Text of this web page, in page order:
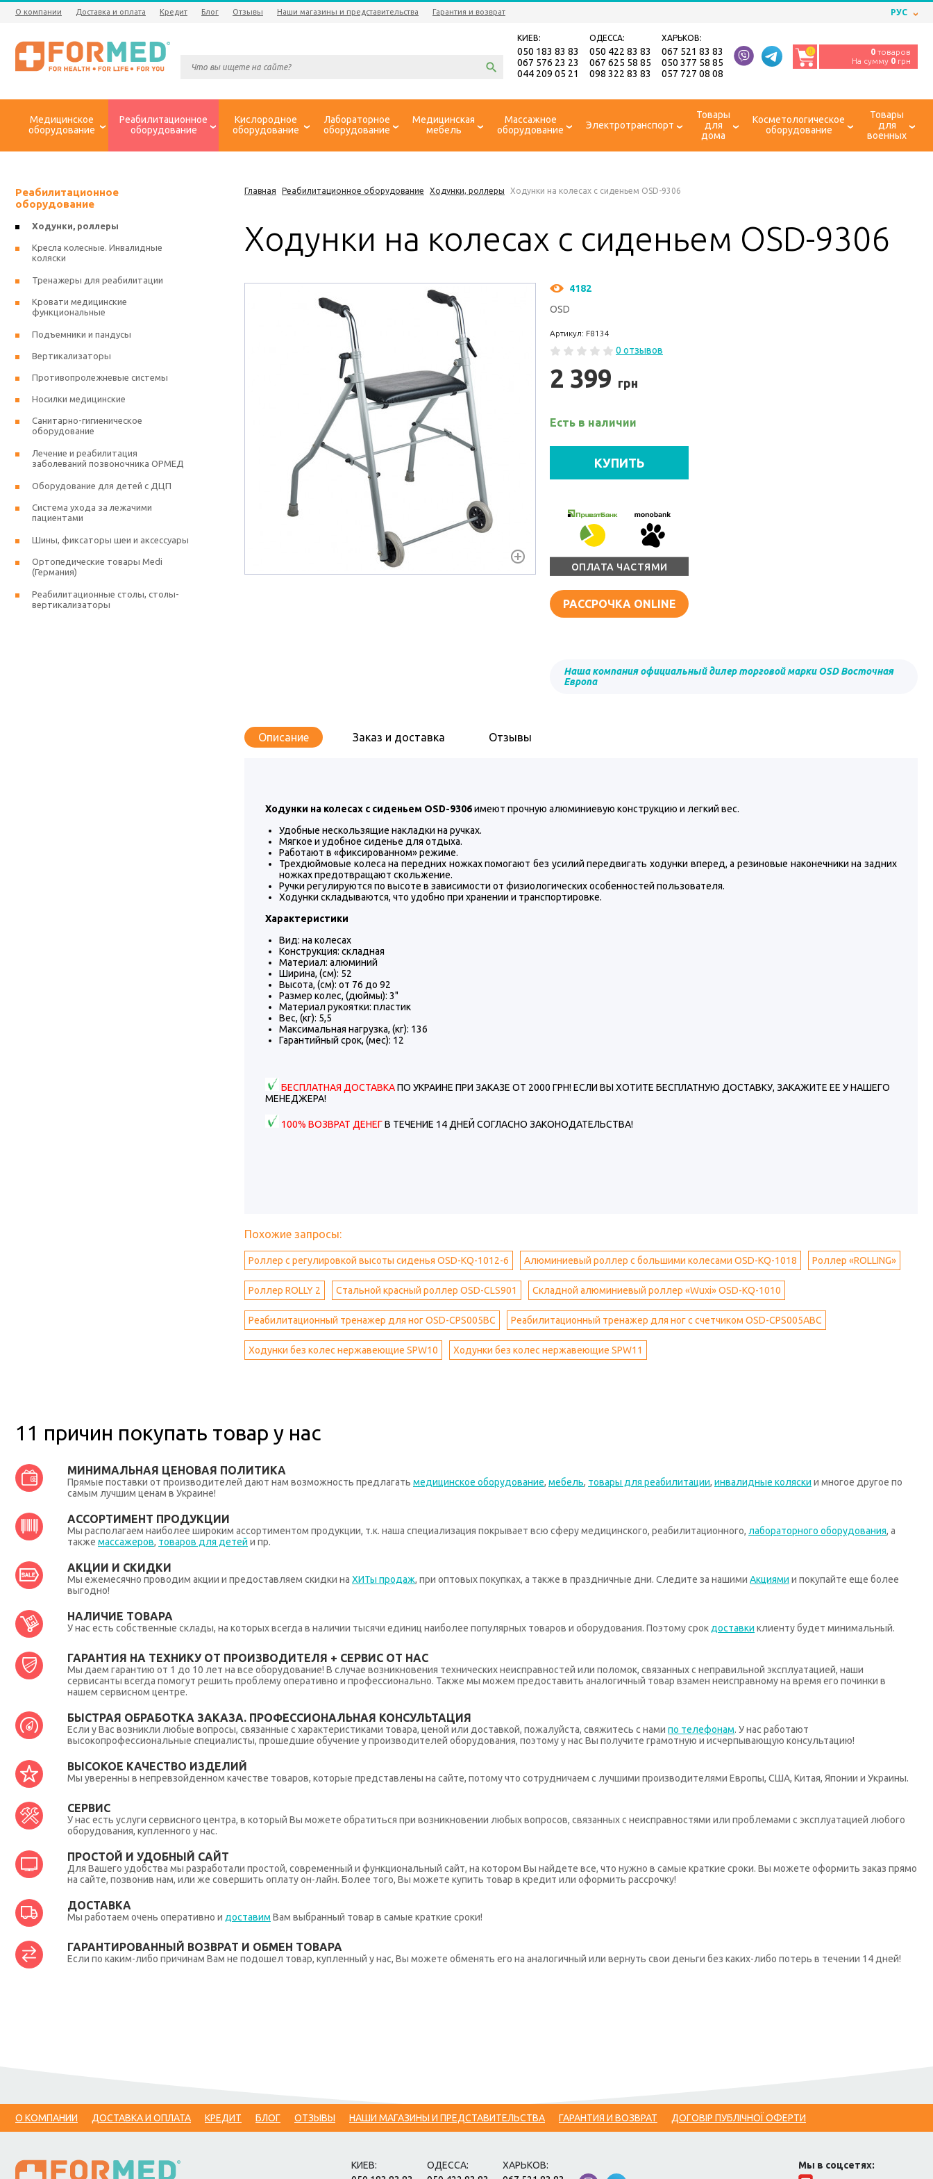
О компании Доставка и оплата Кредит Блог Отзывы Наши магазины и представительства Гарантия и возврат РУС
КИЕВ:
050 183 83 83
067 576 23 23
044 209 05 21
ОДЕССА:
050 422 83 83
067 625 58 85
098 322 83 83
ХАРЬКОВ:
067 521 83 83
050 377 58 85
057 727 08 08
0 0 товаров
На сумму 0 грн
Медицинское
оборудование
Реабилитационное
оборудование
Кислородное
оборудование
Лабораторное
оборудование
Медицинская
мебель
Массажное
оборудование
Электротранспорт
Товары
для
дома
Косметологическое
оборудование
Товары
для
военных
Главная Реабилитационное оборудование Ходунки, роллеры Ходунки на колесах с сиденьем OSD-9306
Ходунки на колесах с сиденьем OSD-9306
4182
OSD
Артикул: F8134
0 отзывов
2 399 грн
Есть в наличии
КУПИТЬ
ОПЛАТА ЧАСТЯМИ
РАССРОЧКА ONLINE
Наша компания официальный дилер торговой марки OSD Восточная
Европа
Описание Заказ и доставка Отзывы
Ходунки на колесах с сиденьем OSD-9306имеют прочную алюминиевую конструкцию и легкий вес.
Удобные нескользящие накладки на ручках.
Мягкое и удобное сиденье для отдыха.
Работают в «фиксированном» режиме.
Трехдюймовые колеса на передних ножках помогают без усилий передвигать ходунки вперед, а резиновые наконечники на задних
ножках предотвращают скольжение.
Ручки регулируются по высоте в зависимости от физиологических особенностей пользователя.
Ходунки складываются, что удобно при хранении и транспортировке.
Характеристики
Вид: на колесах
Конструкция: складная
Материал: алюминий
Ширина, (см): 52
Высота, (см): от 76 до 92
Размер колес, (дюймы): 3"
Материал рукоятки: пластик
Вес, (кг): 5,5
Максимальная нагрузка, (кг): 136
Гарантийный срок, (мес): 12
БЕСПЛАТНАЯ ДОСТАВКАПО УКРАИНЕ ПРИ ЗАКАЗЕ ОТ 2000 ГРН! ЕСЛИ ВЫ ХОТИТЕ БЕСПЛАТНУЮ ДОСТАВКУ, ЗАКАЖИТЕ ЕЕ У НАШЕГО
МЕНЕДЖЕРА!
100% ВОЗВРАТ ДЕНЕГВ ТЕЧЕНИЕ 14 ДНЕЙ СОГЛАСНО ЗАКОНОДАТЕЛЬСТВА!
Похожие запросы:
Роллер с регулировкой высоты сиденья OSD-KQ-1012-6 Алюминиевый роллер с большими колесами OSD-KQ-1018 Роллер «ROLLING»
Роллер ROLLY 2 Стальной красный роллер OSD-CLS901 Складной алюминиевый роллер «Wuxi» OSD-KQ-1010
Реабилитационный тренажер для ног OSD-CPS005BC Реабилитационный тренажер для ног с счетчиком OSD-CPS005ABC
Ходунки без колес нержавеющие SPW10 Ходунки без колес нержавеющие SPW11
Реабилитационное
оборудование
Ходунки, роллеры
Кресла колесные. Инвалидные
коляски
Тренажеры для реабилитации
Кровати медицинские
функциональные
Подъемники и пандусы
Вертикализаторы
Противопролежневые системы
Носилки медицинские
Санитарно-гигиеническое
оборудование
Лечение и реабилитация
заболеваний позвоночника ОРМЕД
Оборудование для детей с ДЦП
Система ухода за лежачими
пациентами
Шины, фиксаторы шеи и аксессуары
Ортопедические товары Medi
(Германия)
Реабилитационные столы, столы-
вертикализаторы
11 причин покупать товар у нас
МИНИМАЛЬНАЯ ЦЕНОВАЯ ПОЛИТИКА
Прямые поставки от производителей дают нам возможность предлагать медицинское оборудование, мебель, товары для реабилитации, инвалидные коляски и многое другое по
самым лучшим ценам в Украине!
АССОРТИМЕНТ ПРОДУКЦИИ
Мы располагаем наиболее широким ассортиментом продукции, т.к. наша специализация покрывает всю сферу медицинского, реабилитационного, лабораторного оборудования, а
также массажеров, товаров для детей и пр.
АКЦИИ И СКИДКИ
Мы ежемесячно проводим акции и предоставляем скидки на ХИТы продаж, при оптовых покупках, а также в праздничные дни. Следите за нашими Акциями и покупайте еще более
выгодно!
НАЛИЧИЕ ТОВАРА
У нас есть собственные склады, на которых всегда в наличии тысячи единиц наиболее популярных товаров и оборудования. Поэтому срок доставки клиенту будет минимальный.
ГАРАНТИЯ НА ТЕХНИКУ ОТ ПРОИЗВОДИТЕЛЯ + СЕРВИС ОТ НАС
Мы даем гарантию от 1 до 10 лет на все оборудование! В случае возникновения технических неисправностей или поломок, связанных с неправильной эксплуатацией, наши
сервисанты всегда помогут решить проблему оперативно и профессионально. Также мы можем предоставить аналогичный товар взамен неисправному на время его починки в
нашем сервисном центре.
БЫСТРАЯ ОБРАБОТКА ЗАКАЗА. ПРОФЕССИОНАЛЬНАЯ КОНСУЛЬТАЦИЯ
Если у Вас возникли любые вопросы, связанные с характеристиками товара, ценой или доставкой, пожалуйста, свяжитесь с нами по телефонам. У нас работают
высокопрофессиональные специалисты, прошедшие обучение у производителей оборудования, поэтому у нас Вы получите грамотную и исчерпывающую консультацию!
ВЫСОКОЕ КАЧЕСТВО ИЗДЕЛИЙ
Мы уверенны в непревзойденном качестве товаров, которые представлены на сайте, потому что сотрудничаем с лучшими производителями Европы, США, Китая, Японии и Украины.
СЕРВИС
У нас есть услуги сервисного центра, в который Вы можете обратиться при возникновении любых вопросов, связанных с неисправностями или проблемами с эксплуатацией любого
оборудования, купленного у нас.
ПРОСТОЙ И УДОБНЫЙ САЙТ
Для Вашего удобства мы разработали простой, современный и функциональный сайт, на котором Вы найдете все, что нужно в самые краткие сроки. Вы можете оформить заказ прямо
на сайте, позвонив нам, или же совершить оплату он-лайн. Более того, Вы можете купить товар в кредит или оформить рассрочку!
ДОСТАВКА
Мы работаем очень оперативно и доставим Вам выбранный товар в самые краткие сроки!
ГАРАНТИРОВАННЫЙ ВОЗВРАТ И ОБМЕН ТОВАРА
Если по каким-либо причинам Вам не подошел товар, купленный у нас, Вы можете обменять его на аналогичный или вернуть свои деньги без каких-либо потерь в течении 14 дней!
О КОМПАНИИ ДОСТАВКА И ОПЛАТА КРЕДИТ БЛОГ ОТЗЫВЫ НАШИ МАГАЗИНЫ И ПРЕДСТАВИТЕЛЬСТВА ГАРАНТИЯ И ВОЗВРАТ ДОГОВІР ПУБЛІЧНОЇ ОФЕРТИ
КИЕВ:
ОДЕССА:
ХАРЬКОВ:
Мы в соцсетях: